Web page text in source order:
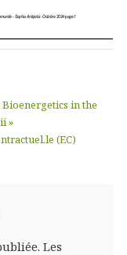
in the
»
(EC)
Les